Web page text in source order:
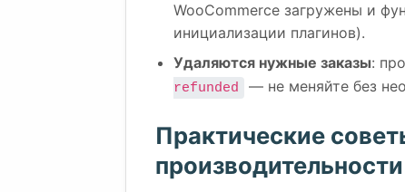
WooCommerce загружены и
инициализации плагинов).
Удаляются нужные заказы:
refunded
— не меняйте без
Практические
производительности